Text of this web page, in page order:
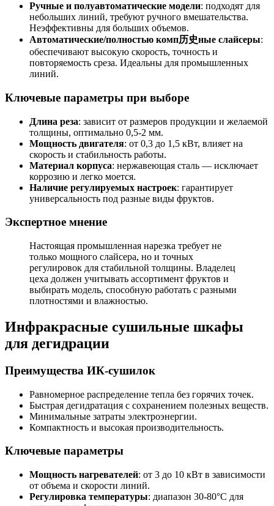
Ручные и полуавтоматические модели: подходят для
небольших линий, требуют ручного вмешательства.
Неэффективны для больших объемов.
Автоматические/полностью комп历史ные слайсеры:
обеспечивают высокую скорость, точность и
повторяемость среза. Идеальны для промышленных
линий.
Ключевые параметры при выборе
Длина реза: зависит от размеров продукции и желаемой
толщины, оптимально 0,5-2 мм.
Мощность двигателя: от 0,3 до 1,5 кВт, влияет на
скорость и стабильность работы.
Материал корпуса: нержавеющая сталь — исключает
коррозию и легко моется.
Наличие регулируемых настроек: гарантирует
универсальность под разные виды фруктов.
Экспертное мнение
Настоящая промышленная нарезка требует не
только мощного слайсера, но и точных
регулировок для стабильной толщины. Владелец
цеха должен учитывать ассортимент фруктов и
выбирать модель, способную работать с разными
плотностями и влажностью.
Инфракрасные сушильные шкафы
для дегидрации
Преимущества ИК-сушилок
Равномерное распределение тепла без горячих точек.
Быстрая дегидратация с сохранением полезных веществ.
Минимальные затраты электроэнергии.
Компактность и высокая производительность.
Ключевые параметры
Мощность нагревателей: от 3 до 10 кВт в зависимости
от объема и скорости линий.
Регулировка температуры: диапазон 30-80°C для